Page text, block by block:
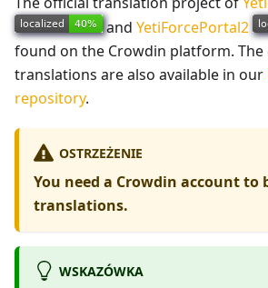
and YetiForcePortal2
found on the Crowdin platform. The
translations are also available in our
repository.
OSTRZEŻENIE
You need a Crowdin account to
translations.
WSKAZÓWKA